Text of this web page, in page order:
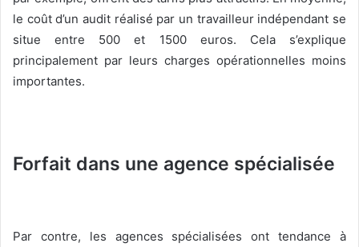
le coût d’un audit réalisé par un travailleur indépendant se
situe entre 500 et 1500 euros. Cela s’explique
principalement par leurs charges opérationnelles moins
importantes.
Forfait dans une agence spécialisée
Par contre, les agences spécialisées ont tendance à